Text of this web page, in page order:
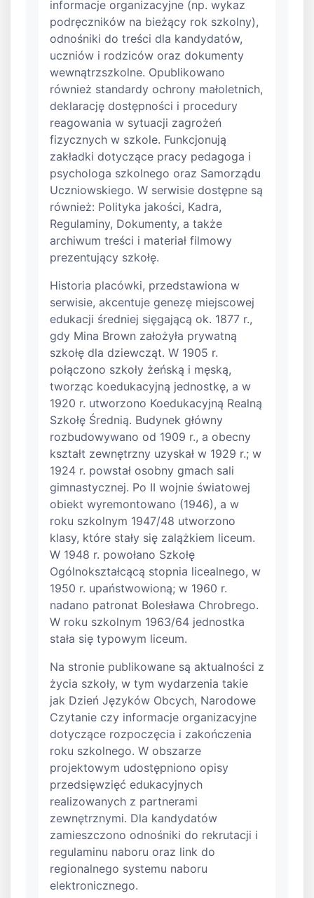
informacje organizacyjne (np. wykaz
podręczników na bieżący rok szkolny),
odnośniki do treści dla kandydatów,
uczniów i rodziców oraz dokumenty
wewnątrzszkolne. Opublikowano
również standardy ochrony małoletnich,
deklarację dostępności i procedury
reagowania w sytuacji zagrożeń
fizycznych w szkole. Funkcjonują
zakładki dotyczące pracy pedagoga i
psychologa szkolnego oraz Samorządu
Uczniowskiego. W serwisie dostępne są
również: Polityka jakości, Kadra,
Regulaminy, Dokumenty, a także
archiwum treści i materiał filmowy
prezentujący szkołę.
Historia placówki, przedstawiona w
serwisie, akcentuje genezę miejscowej
edukacji średniej sięgającą ok. 1877 r.,
gdy Mina Brown założyła prywatną
szkołę dla dziewcząt. W 1905 r.
połączono szkoły żeńską i męską,
tworząc koedukacyjną jednostkę, a w
1920 r. utworzono Koedukacyjną Realną
Szkołę Średnią. Budynek główny
rozbudowywano od 1909 r., a obecny
kształt zewnętrzny uzyskał w 1929 r.; w
1924 r. powstał osobny gmach sali
gimnastycznej. Po II wojnie światowej
obiekt wyremontowano (1946), a w
roku szkolnym 1947/48 utworzono
klasy, które stały się zalążkiem liceum.
W 1948 r. powołano Szkołę
Ogólnokształcącą stopnia licealnego, w
1950 r. upaństwowioną; w 1960 r.
nadano patronat Bolesława Chrobrego.
W roku szkolnym 1963/64 jednostka
stała się typowym liceum.
Na stronie publikowane są aktualności z
życia szkoły, w tym wydarzenia takie
jak Dzień Języków Obcych, Narodowe
Czytanie czy informacje organizacyjne
dotyczące rozpoczęcia i zakończenia
roku szkolnego. W obszarze
projektowym udostępniono opisy
przedsięwzięć edukacyjnych
realizowanych z partnerami
zewnętrznymi. Dla kandydatów
zamieszczono odnośniki do rekrutacji i
regulaminu naboru oraz link do
regionalnego systemu naboru
elektronicznego.